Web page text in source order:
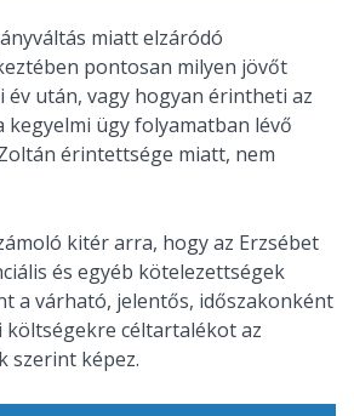
miatt elzáródó
pontosan milyen jövőt
év után, vagy hogyan érintheti az
kegyelmi ügy folyamatban lévő
érintettsége miatt, nem
kitér arra, hogy az Erzsébet
és egyéb kötelezettségek
a várható, jelentős, időszakonként
céltartalékot az
szerint képez.